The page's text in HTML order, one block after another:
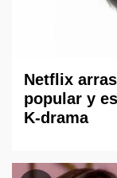
Netflix
popular y
K-drama